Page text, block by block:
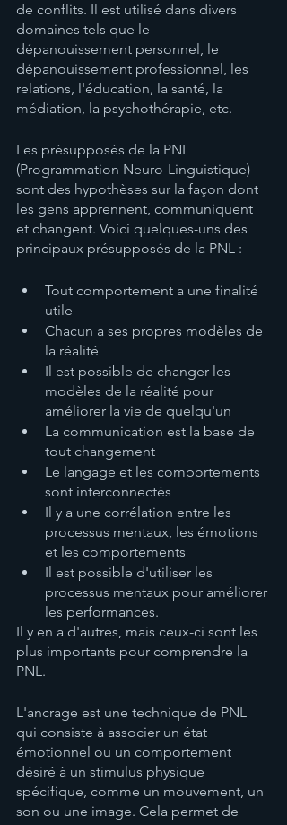
de conflits. Il est utilisé dans divers
domaines tels que le
dépanouissement personnel, le
dépanouissement professionnel, les
relations, l'éducation, la santé, la
médiation, la psychothérapie, etc.
Les présupposés de la PNL
(Programmation Neuro-Linguistique)
sont des hypothèses sur la façon dont
les gens apprennent, communiquent
et changent. Voici quelques-uns des
principaux présupposés de la PNL :
Tout comportement a une finalité
utile
Chacun a ses propres modèles de
la réalité
Il est possible de changer les
modèles de la réalité pour
améliorer la vie de quelqu'un
La communication est la base de
tout changement
Le langage et les comportements
sont interconnectés
Il y a une corrélation entre les
processus mentaux, les émotions
et les comportements
Il est possible d'utiliser les
processus mentaux pour améliorer
les performances.
Il y en a d'autres, mais ceux-ci sont les
plus importants pour comprendre la
PNL.
L'ancrage est une technique de PNL
qui consiste à associer un état
émotionnel ou un comportement
désiré à un stimulus physique
spécifique, comme un mouvement, un
son ou une image. Cela permet de